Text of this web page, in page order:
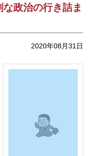
政治の行き詰ま
2020年08月31日